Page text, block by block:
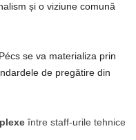
și o viziune comună
se va materializa prin
de pregătire din
între staff-urile tehnice